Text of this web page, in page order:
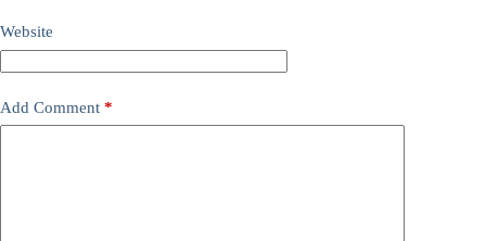
Website
Add Comment *